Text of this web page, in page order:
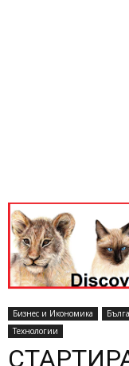
Бизнес и Икономика
Технологии